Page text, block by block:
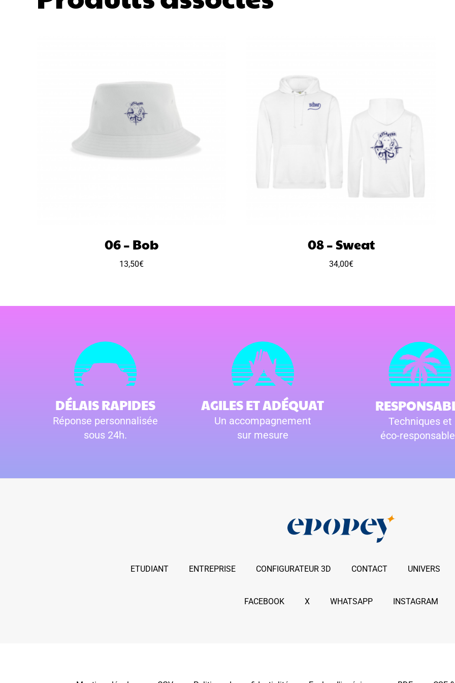
06 – Bob
13,50€
08 – Sweat
34,00€
DÉLAIS RAPIDES
Réponse personnalisée
sous 24h.
AGILES ET ADÉQUAT
Un accompagnement
sur mesure
Techniques et
éco-
ETUDIANT ENTREPRISE CONFIGURATEUR 3D CONTACT UNIVERS
FACEBOOK X WHATSAPP INSTAGRAM